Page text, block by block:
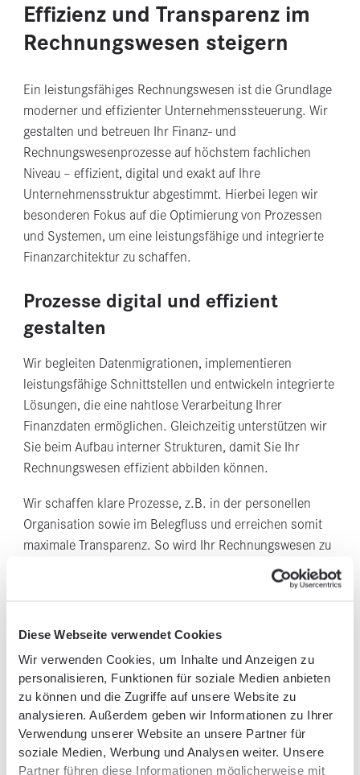
Diese Webseite verwendet Cookies
Wir verwenden Cookies, um Inhalte und Anzeigen zu
personalisieren, Funktionen für soziale Medien anbieten
zu können und die Zugriffe auf unsere Website zu
analysieren. Außerdem geben wir Informationen zu Ihrer
Verwendung unserer Website an unsere Partner für
soziale Medien, Werbung und Analysen weiter. Unsere
Partner führen diese Informationen möglicherweise mit
Effizienz und Transparenz im
Rechnungswesen steigern
Ein leistungsfähiges Rechnungswesen ist die Grundlage
moderner und effizienter Unternehmenssteuerung. Wir
gestalten und betreuen Ihr Finanz- und
Rechnungswesenprozesse auf höchstem fachlichen
Niveau – effizient, digital und exakt auf Ihre
Unternehmensstruktur abgestimmt. Hierbei legen wir
besonderen Fokus auf die Optimierung von Prozessen
und Systemen, um eine leistungsfähige und integrierte
Finanzarchitektur zu schaffen.
Prozesse digital und effizient
gestalten
Wir begleiten Datenmigrationen, implementieren
leistungsfähige Schnittstellen und entwickeln integrierte
Lösungen, die eine nahtlose Verarbeitung Ihrer
Finanzdaten ermöglichen. Gleichzeitig unterstützen wir
Sie beim Aufbau interner Strukturen, damit Sie Ihr
Rechnungswesen effizient abbilden können.
Wir schaffen klare Prozesse, z.B. in der personellen
Organisation sowie im Belegfluss und erreichen somit
maximale Transparenz. So wird Ihr Rechnungswesen zu
einem aktiven Steuerungsinstrument für nachhaltigen
zukunftssicher aufgestellt.